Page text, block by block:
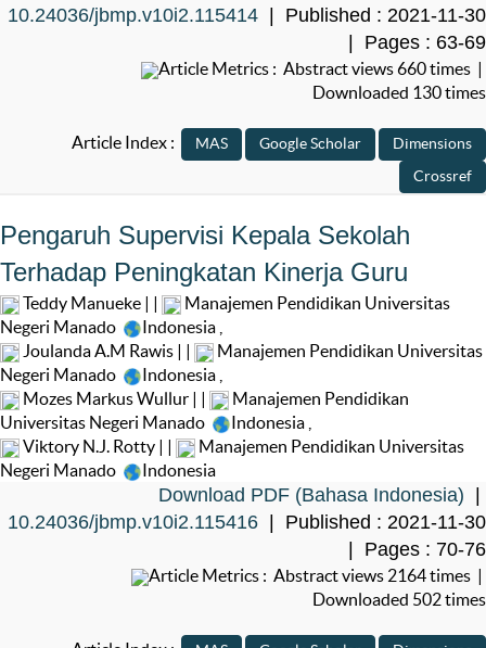
10.24036/jbmp.v10i2.115414 | Published : 2021-11-30
| Pages : 63-69
Article Metrics : Abstract views 660 times |
Downloaded 130 times
Article Index :
Pengaruh Supervisi Kepala Sekolah
Terhadap Peningkatan Kinerja Guru
Teddy Manueke | |
Manajemen Pendidikan Universitas
Negeri Manado
Indonesia
Joulanda A.M Rawis | |
Manajemen Pendidikan Universitas
Negeri Manado
Indonesia
Mozes Markus Wullur | |
Manajemen Pendidikan
Universitas Negeri Manado
Indonesia
Viktory N.J. Rotty | |
Manajemen Pendidikan Universitas
Negeri Manado
Indonesia
Download PDF (Bahasa Indonesia) |
10.24036/jbmp.v10i2.115416 | Published : 2021-11-30
| Pages : 70-76
Article Metrics : Abstract views 2164 times |
Downloaded 502 times